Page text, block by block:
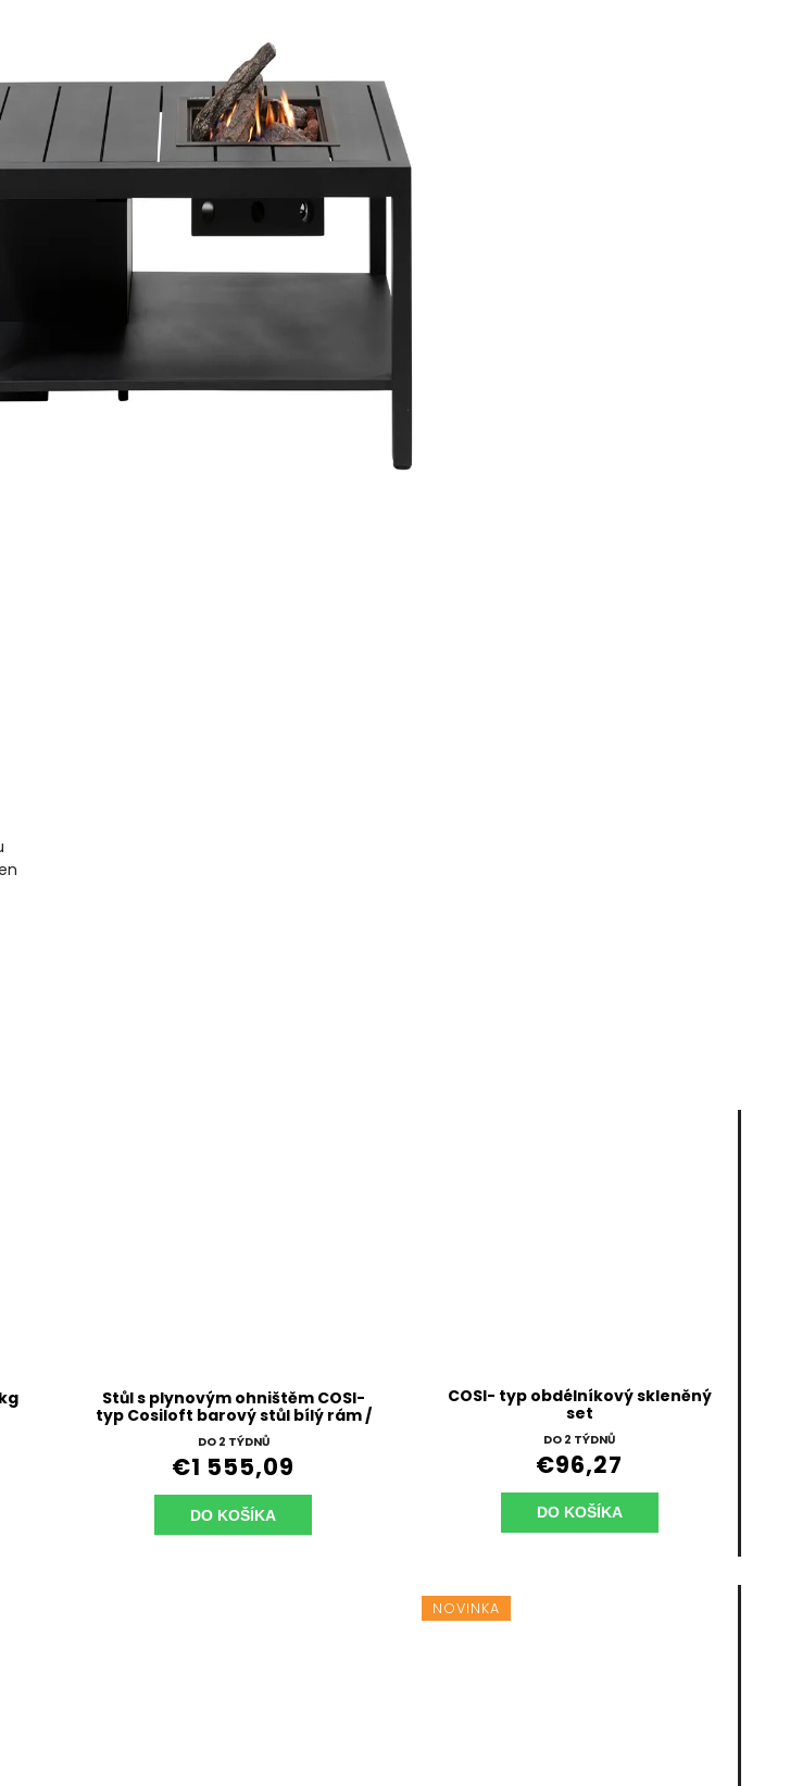
Stůl s plynovým ohništěm COSI-
typ Cosiloft barový stůl bílý rám /
deska teak
DO 2 TÝDNŮ
€1 555,09
DO KOŠÍKA
COSI- typ obdélníkový skleněný
set
DO 2 TÝDNŮ
€96,27
DO KOŠÍKA
NOVINKA